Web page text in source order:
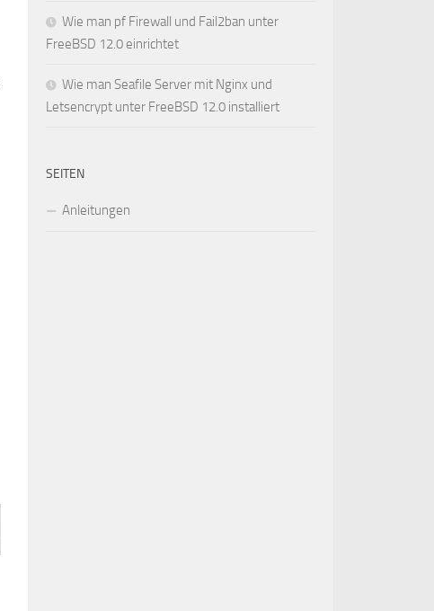
Wie man pf Firewall und Fail2ban unter
FreeBSD 12.0 einrichtet
Wie man Seafile Server mit Nginx und
Letsencrypt unter FreeBSD 12.0 installiert
SEITEN
Anleitungen